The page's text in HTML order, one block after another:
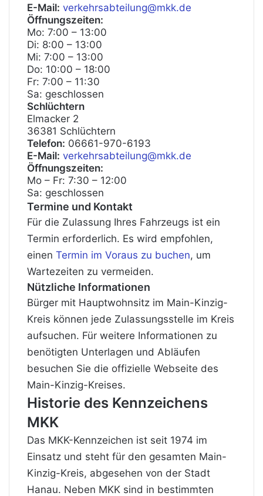
E-Mail: verkehrsabteilung@mkk.de
Öffnungszeiten:
Mo: 7:00 – 13:00
Di: 8:00 – 13:00
Mi: 7:00 – 13:00
Do: 10:00 – 18:00
Fr: 7:00 – 11:30
Sa: geschlossen
Schlüchtern
Elmacker 2
36381 Schlüchtern
Telefon: 06661-970-6193
E-Mail: verkehrsabteilung@mkk.de
Öffnungszeiten:
Mo – Fr: 7:30 – 12:00
Sa: geschlossen
Termine und Kontakt
Für die Zulassung Ihres Fahrzeugs ist ein
Termin erforderlich. Es wird empfohlen,
einen Termin im Voraus zu buchen, um
Wartezeiten zu vermeiden.
Nützliche Informationen
Bürger mit Hauptwohnsitz im Main-Kinzig-
Kreis können jede Zulassungsstelle im Kreis
aufsuchen. Für weitere Informationen zu
benötigten Unterlagen und Abläufen
besuchen Sie die offizielle Webseite des
Main-Kinzig-Kreises.
Historie des Kennzeichens
MKK
Das MKK-Kennzeichen ist seit 1974 im
Einsatz und steht für den gesamten Main-
Kinzig-Kreis, abgesehen von der Stadt
Hanau. Neben MKK sind in bestimmten